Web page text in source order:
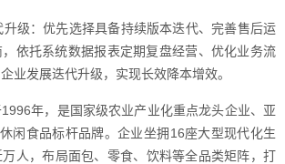
级：优先选择具备持续版本迭代、完善售后运
依托系统数据报表定期复盘经营、优化业务流
业发展迭代升级，实现长效降本增效。
年，是国家级农业产业化重点龙头企业、亚
闲食品标杆品牌。企业坐拥16座大型现代化生
人，布局面包、零食、饮料等全品类矩阵，打